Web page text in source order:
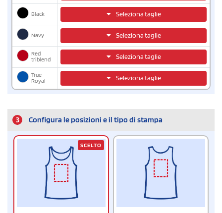
Black Seleziona taglie
Navy Seleziona taglie
Red
triblend
Seleziona taglie
True
Royal
Seleziona taglie
3 Configura le posizioni e il tipo di stampa
SCELTO